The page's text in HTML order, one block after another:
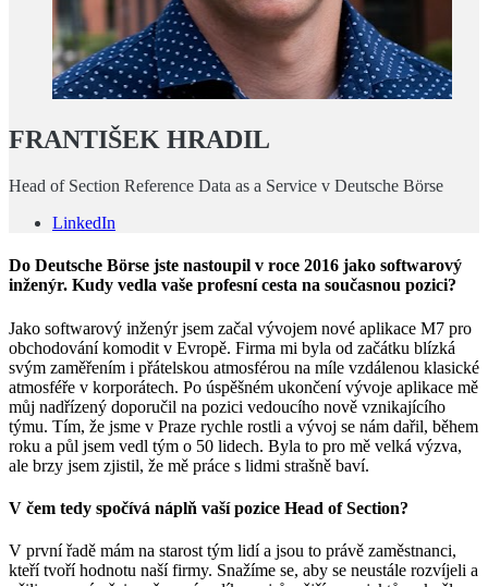
FRANTIŠEK HRADIL
Head of Section Reference Data as a Service v Deutsche Börse
LinkedIn
Do Deutsche Börse jste nastoupil v roce 2016 jako softwarový
inženýr. Kudy vedla vaše profesní cesta na současnou pozici?
Jako softwarový inženýr jsem začal vývojem nové aplikace M7 pro
obchodování komodit v Evropě. Firma mi byla od začátku blízká
svým zaměřením i přátelskou atmosférou na míle vzdálenou klasické
atmosféře v korporátech. Po úspěšném ukončení vývoje aplikace mě
můj nadřízený doporučil na pozici vedoucího nově vznikajícího
týmu. Tím, že jsme v Praze rychle rostli a vývoj se nám dařil, během
roku a půl jsem vedl tým o 50 lidech. Byla to pro mě velká výzva,
ale brzy jsem zjistil, že mě práce s lidmi strašně baví.
V čem tedy spočívá náplň vaší pozice Head of Section?
V první řadě mám na starost tým lidí a jsou to právě zaměstnanci,
kteří tvoří hodnotu naší firmy. Snažíme se, aby se neustále rozvíjeli a